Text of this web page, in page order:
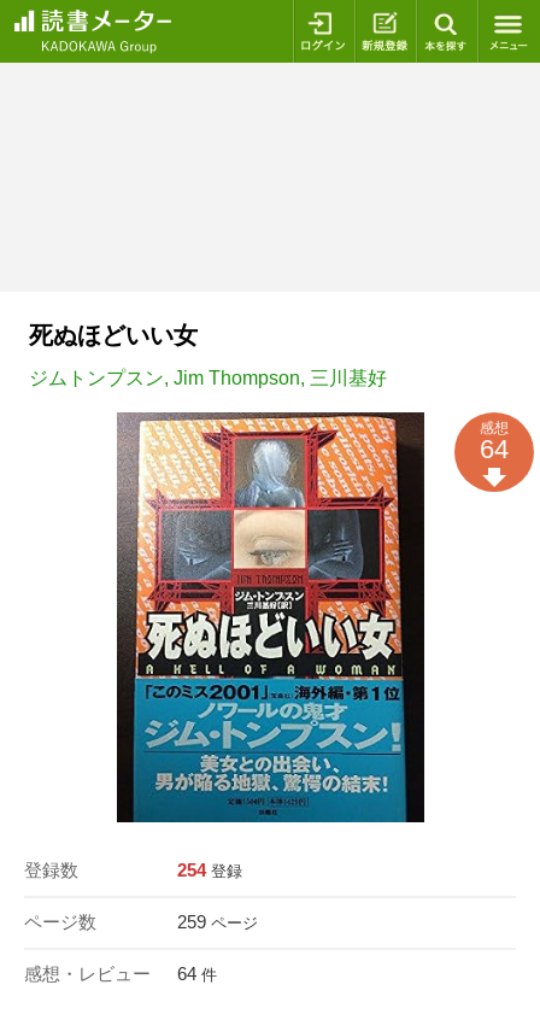
ログイン 新規登録
死ぬほどいい女
ジムトンプスン, Jim Thompson, 三川基好
登録数 254 登録
ページ数 259 ページ
感想・レビュー 64 件
感想
64